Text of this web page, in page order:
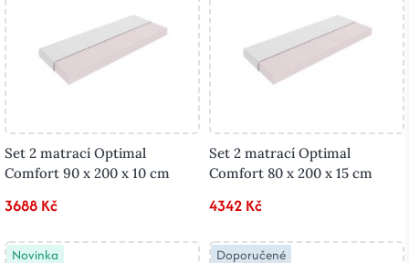
Set 2 matrací Optimal
Comfort 90 x 200 x 10 cm
3688 Kč
Set 2 matrací Optimal
Comfort 80 x 200 x 15 cm
4342 Kč
Novinka
Doporučené